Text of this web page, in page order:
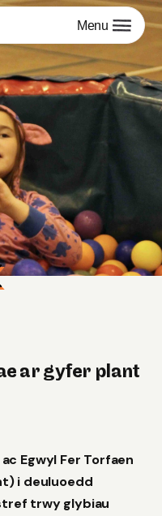
Menu
ar gyfer plant
Egwyl Fer Torfaen
i deuluoedd
trwy glybiau